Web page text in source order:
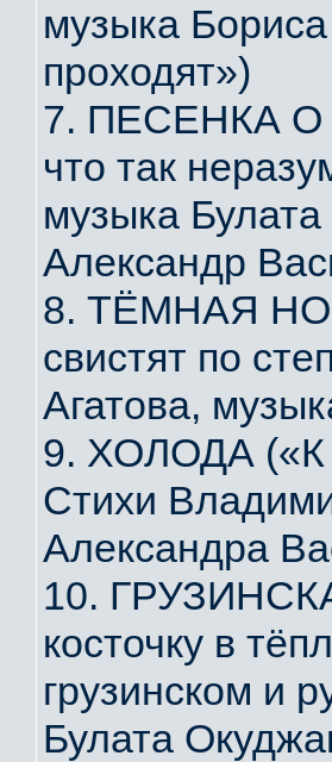
музыка
проходят»)
7. ПЕСЕНКА О
что так
музыка
Александр
8. ТЁМНАЯ
свистят по
Агатова,
9. ХОЛОДА («К
Стихи
Александра
10.
косточку в
грузинском и
Булата